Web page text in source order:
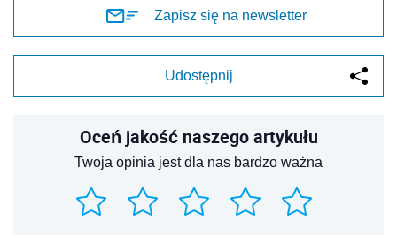
Zapisz się na newsletter
Udostępnij
Oceń jakość naszego artykułu
Twoja opinia jest dla nas bardzo ważna